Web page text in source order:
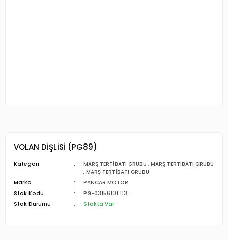
VOLAN DİŞLİSİ (PG89)
Kategori MARŞ TERTİBATI GRUBU ,MARŞ TERTİBATI GRUBU
,MARŞ TERTİBATI GRUBU
Marka
PANCAR MOTOR
Stok Kodu
PG-03156101.113
Stok Durumu
Stokta Var